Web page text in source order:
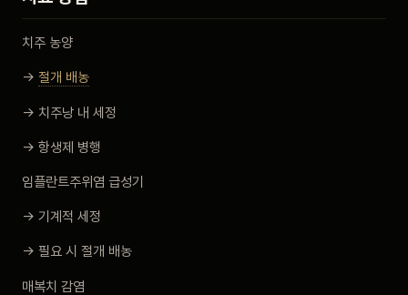
치주 농양
→ 절개 배농
→ 치주낭 내 세정
→ 항생제 병행
임플란트주위염 급성기
→ 기계적 세정
→ 필요 시 절개 배농
매복치 감염